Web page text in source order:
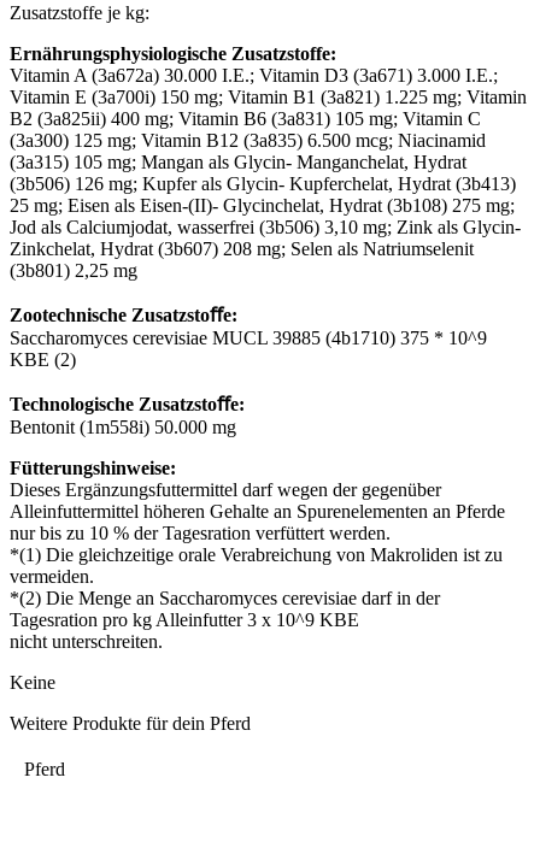
Zusatzstoffe je kg:
Ernährungsphysiologische Zusatzstoffe:
Vitamin A (3a672a) 30.000 I.E.; Vitamin D3 (3a671) 3.000 I.E.;
Vitamin E (3a700i) 150 mg; Vitamin B1 (3a821) 1.225 mg; Vitamin
B2 (3a825ii) 400 mg; Vitamin B6 (3a831) 105 mg; Vitamin C
(3a300) 125 mg; Vitamin B12 (3a835) 6.500 mcg; Niacinamid
(3a315) 105 mg; Mangan als Glycin- Manganchelat, Hydrat
(3b506) 126 mg; Kupfer als Glycin- Kupferchelat, Hydrat (3b413)
25 mg; Eisen als Eisen-(II)- Glycinchelat, Hydrat (3b108) 275 mg;
Jod als Calciumjodat, wasserfrei (3b506) 3,10 mg; Zink als Glycin-
Zinkchelat, Hydrat (3b607) 208 mg; Selen als Natriumselenit
(3b801) 2,25 mg
Zootechnische Zusatzstoﬀe:
Saccharomyces cerevisiae MUCL 39885 (4b1710) 375 * 10^9
KBE (2)
Technologische Zusatzstoﬀe:
Bentonit (1m558i) 50.000 mg
Fütterungshinweise:
Dieses Ergänzungsfuttermittel darf wegen der gegenüber
Alleinfuttermittel höheren Gehalte an Spurenelementen an Pferde
nur bis zu 10 % der Tagesration verfüttert werden.
*(1) Die gleichzeitige orale Verabreichung von Makroliden ist zu
vermeiden.
*(2) Die Menge an Saccharomyces cerevisiae darf in der
Tagesration pro kg Alleinfutter 3 x 10^9 KBE
nicht unterschreiten.
Keine
Weitere Produkte für dein Pferd
Pferd